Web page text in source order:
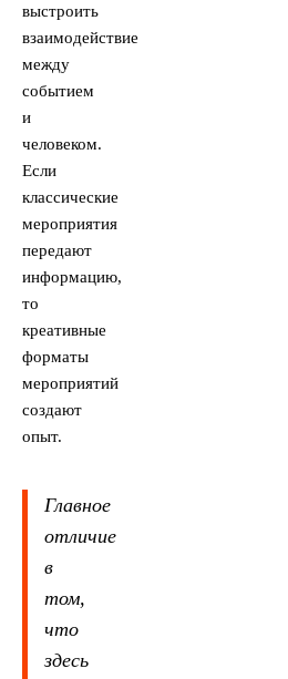
выстроить
взаимодействие
между
событием
и
человеком.
Если
классические
мероприятия
передают
информацию,
то
креативные
форматы
мероприятий
создают
опыт.
Главное
отличие
в
том,
что
здесь